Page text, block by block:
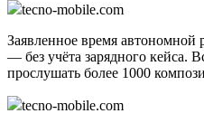
tecno-mobile.com
Заявленное время автономной
— без учёта зарядного кейса.
прослушать более 1000
tecno-mobile.com